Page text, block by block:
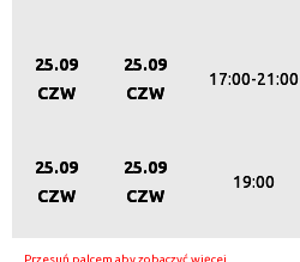
25.09
CZW
25.09
CZW
17:00-21:00
25.09
CZW
25.09
CZW
19:00